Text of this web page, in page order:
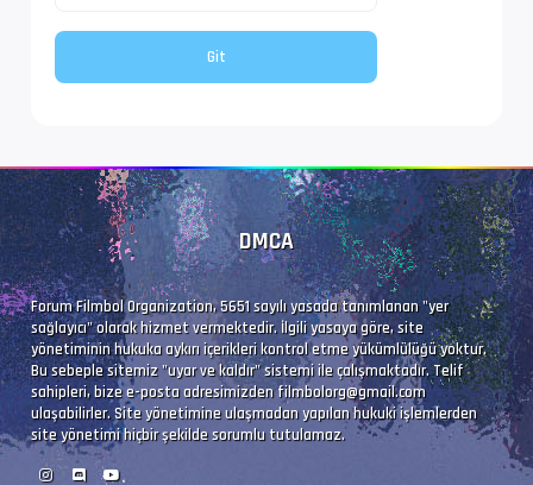
Altyazı #4        : UTF-8
İz Adı            : Türkçe (Forced)
Altyazı #5        : UTF-8
İz Adı            : Tam (Türkçe)
Dil               : tr
DMCA
Forum Filmbol Organization, 5651 sayılı yasada tanımlanan "yer
sağlayıcı" olarak hizmet vermektedir. İlgili yasaya göre, site
yönetiminin hukuka aykırı içerikleri kontrol etme yükümlülüğü yoktur.
Bu sebeple sitemiz "uyar ve kaldır" sistemi ile çalışmaktadır. Telif
sahipleri, bize e-posta adresimizdenfilmbolorg@gmail.com
ulaşabilirler. Site yönetimine ulaşmadan yapılan hukuki işlemlerden
site yönetimi hiçbir şekilde sorumlu tutulamaz.